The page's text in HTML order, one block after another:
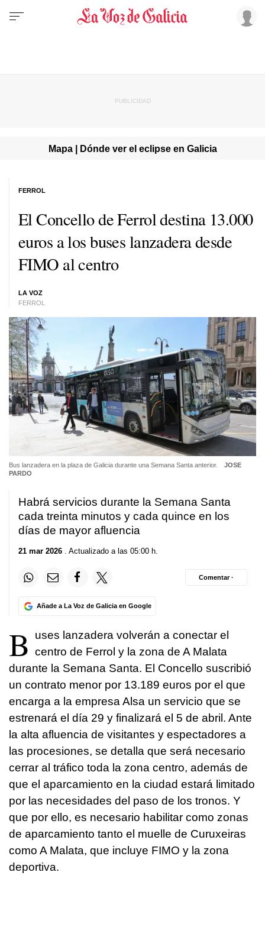
Mapa | Dónde ver el eclipse en Galicia
El Concello de Ferrol destina 13.000
euros a los buses lanzadera desde
FIMO al centro
LA VOZ
FERROL
FERROL
Bus lanzadera en la plaza de Galicia durante una Semana Santa anterior.
JOSE
PARDO
Habrá servicios durante la Semana Santa
cada treinta minutos y cada quince en los
días de mayor afluencia
21 mar 2026 . Actualizado a las 05:00 h.
Añade a La Voz de Galicia en Google
Comentar ·
B
uses lanzadera volverán a conectar el
centro de Ferrol y la zona de A Malata
durante la Semana Santa. El Concello suscribió
un contrato menor por 13.189 euros por el que
encarga a la empresa Alsa un servicio que se
estrenará el día 29 y finalizará el 5 de abril. Ante
la alta afluencia de visitantes y espectadores a
las procesiones, se detalla que será necesario
cerrar al tráfico toda la zona centro, además de
que el aparcamiento en la ciudad estará limitado
por las necesidades del paso de los tronos. Y
que por ello, es necesario habilitar como zonas
de aparcamiento tanto el muelle de Curuxeiras
como A Malata, que incluye FIMO y la zona
deportiva.